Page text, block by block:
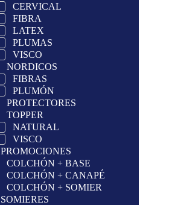
CERVICAL
FIBRA
LATEX
PLUMAS
VISCO
NORDICOS
FIBRAS
PLUMÓN
PROTECTORES
TOPPER
NATURAL
VISCO
PROMOCIONES
COLCHÓN + BASE
COLCHÓN + CANAPÉ
COLCHÓN + SOMIER
SOMIERES